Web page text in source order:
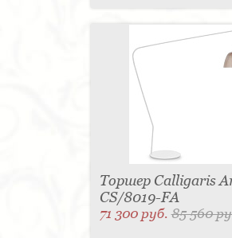
Торшер Calligaris
CS/8019-FA
71 300 руб.85 560